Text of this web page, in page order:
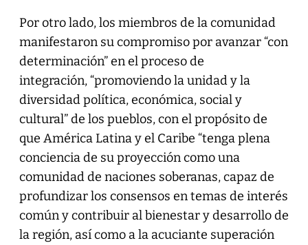
Por otro lado, los miembros de la comunidad
manifestaron su compromiso por avanzar “con
determinación” en el proceso de
integración, “promoviendo la unidad y la
diversidad política, económica, social y
cultural” de los pueblos, con el propósito de
que América Latina y el Caribe “tenga plena
conciencia de su proyección como una
comunidad de naciones soberanas, capaz de
profundizar los consensos en temas de interés
común y contribuir al bienestar y desarrollo de
la región, así como a la acuciante superación